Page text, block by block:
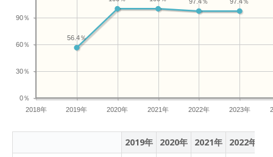
2018年 2019年 2020年 2021年 2022年 2023年
0％
30％
60％
90％
56.4％
2019年 2020年 2021年 2022年